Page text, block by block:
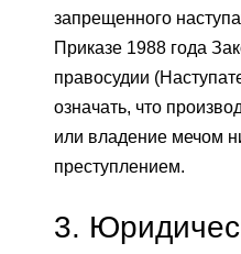
запрещенного
Приказе 1988 года
правосудии
означать, что
или владение мечом
преступлением.
3.